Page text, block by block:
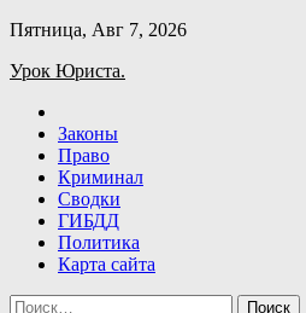
Skip
content
Пятница, Авг 7, 2026
Урок Юриста.
Законы
Право
Криминал
Сводки
ГИБДД
Политика
Карта сайта
Найти: